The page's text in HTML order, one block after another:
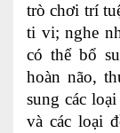
trò chơi trí
ti vi; nghe
có thể bổ
hoàn não,
sung các
và các loại